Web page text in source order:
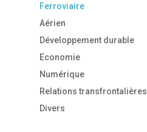
Ferroviaire
Aérien
Développement durable
Economie
Numérique
Relations transfrontalières
Divers